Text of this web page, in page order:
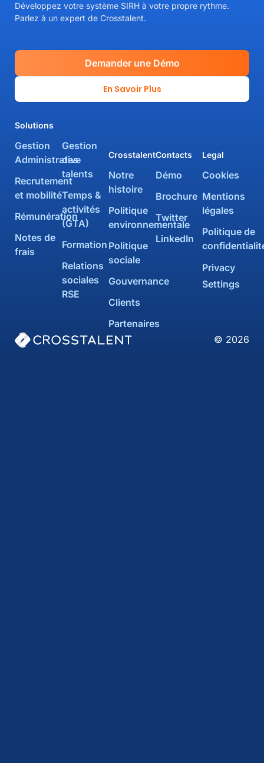
Développez votre système SIRH à votre propre rythme.
Parlez à un expert de Crosstalent.
En Savoir Plus
Demander une Démo
Crosstalent
Notre
histoire
Politique
environnementale
Politique
sociale
Gouvernance
Clients
Partenaires
Solutions
Gestion
Administrative
Recrutement
et mobilité
Rémunération
Notes de
frais
Gestion
des
talents
Temps &
activités
(GTA)
Formation
Relations
sociales
RSE
Contacts
Démo
Brochure
Twitter
LinkedIn
Legal
Cookies
Mentions
légales
Politique de
Privacy
Settings
© 2026